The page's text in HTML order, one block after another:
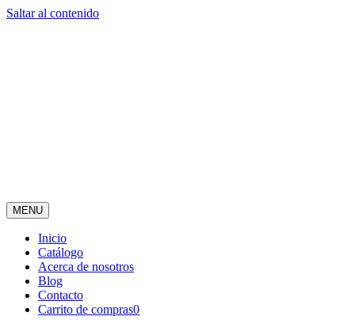
Saltar al contenido
MENU
Inicio
Catálogo
Acerca de nosotros
Blog
Contacto
Carrito de compras0